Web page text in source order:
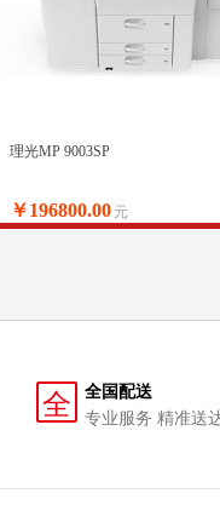
理光MP 9003SP
￥196800.00 元
全
全国配送
专业服务 精准送